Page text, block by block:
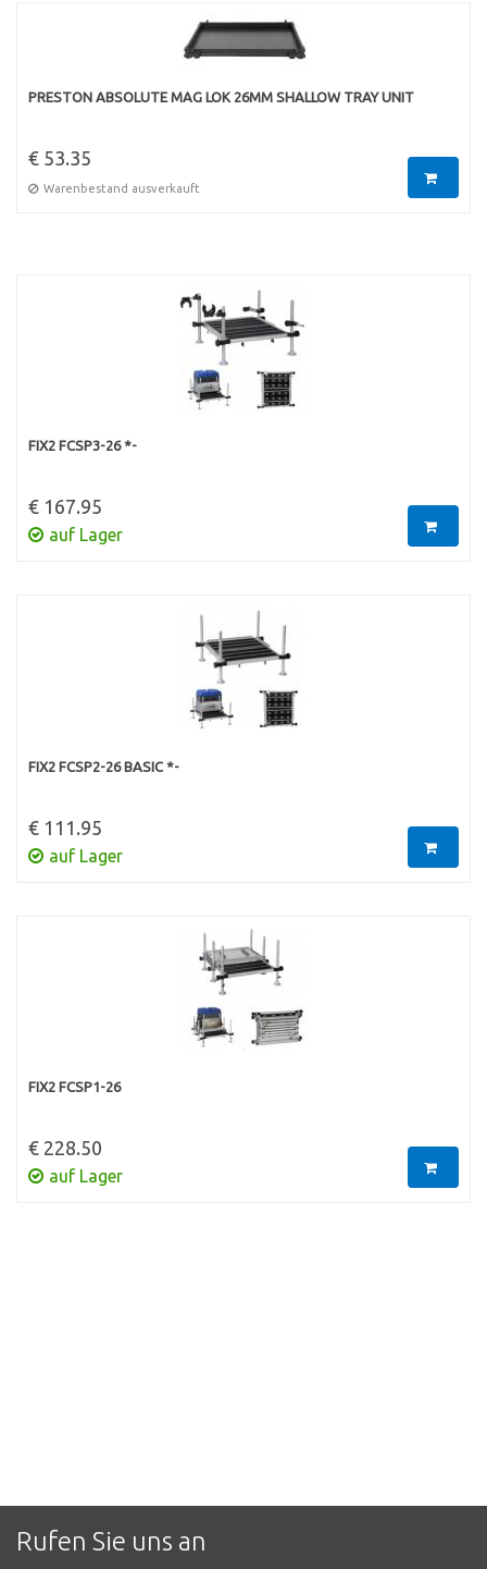
PRESTON ABSOLUTE MAG LOK 26MM SHALLOW TRAY UNIT
€ 53.35
Warenbestand ausverkauft
FIX2 FCSP3-26 *-
€ 167.95
auf Lager
FIX2 FCSP2-26 BASIC *-
€ 111.95
auf Lager
FIX2 FCSP1-26
€ 228.50
auf Lager
Rufen Sie uns an